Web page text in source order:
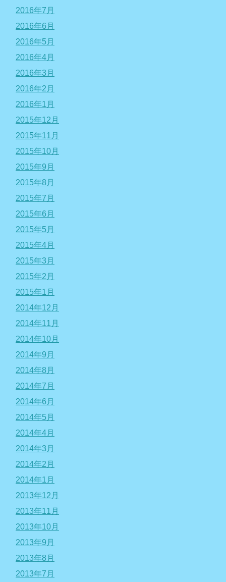
2016年7月
2016年6月
2016年5月
2016年4月
2016年3月
2016年2月
2016年1月
2015年12月
2015年11月
2015年10月
2015年9月
2015年8月
2015年7月
2015年6月
2015年5月
2015年4月
2015年3月
2015年2月
2015年1月
2014年12月
2014年11月
2014年10月
2014年9月
2014年8月
2014年7月
2014年6月
2014年5月
2014年4月
2014年3月
2014年2月
2014年1月
2013年12月
2013年11月
2013年10月
2013年9月
2013年8月
2013年7月